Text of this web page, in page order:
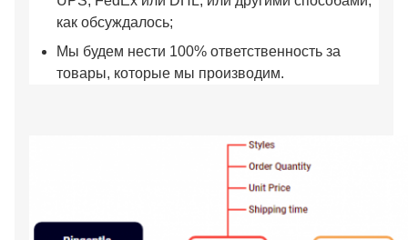
как обсуждалось;
Мы будем нести 100% ответственность за
товары, которые мы производим.